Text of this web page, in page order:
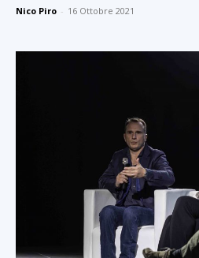
Nico Piro - 16 Ottobre 2021